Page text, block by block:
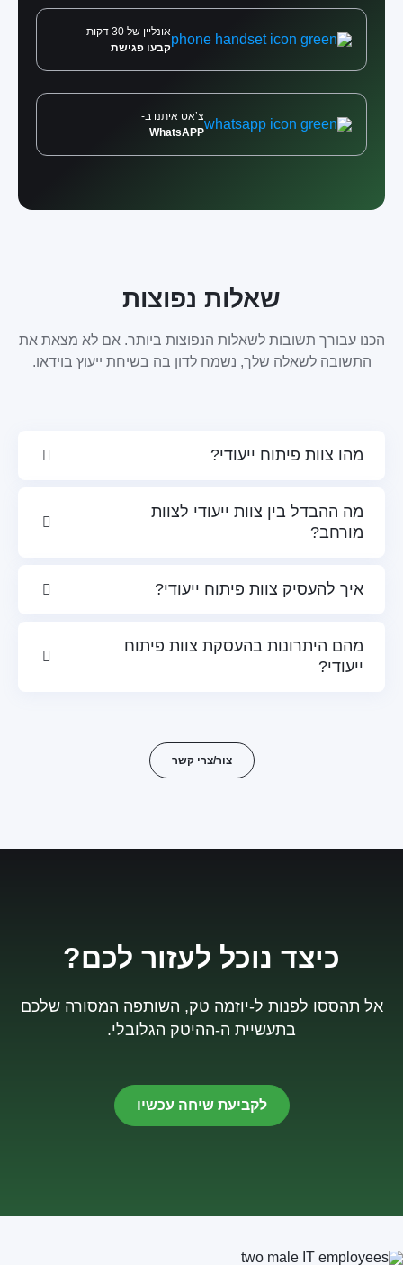
אונליין של 30 דקות
קבעו פגישת
צ’אט איתנו ב-
WhatsAPP
שאלות נפוצות
הכנו עבורך תשובות לשאלות הנפוצות ביותר. אם לא מצאת את
התשובה לשאלה שלך, נשמח לדון בה בשיחת ייעוץ בוידאו.
מהו צוות פיתוח ייעודי?
מה ההבדל בין צוות ייעודי לצוות
מורחב?
איך להעסיק צוות פיתוח ייעודי?
מהם היתרונות בהעסקת צוות פיתוח
ייעודי?
צור/צרי קשר
כיצד נוכל לעזור לכם?
אל תהססו לפנות ל-יוזמה טק, השותפה המסורה שלכם
בתעשיית ה-ההיטק הגלובלי.
לקביעת שיחה עכשיו